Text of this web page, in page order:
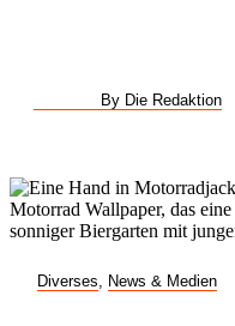
By Die Redaktion
Diverses News & Medien